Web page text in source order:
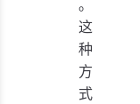
。
这
种
方
式